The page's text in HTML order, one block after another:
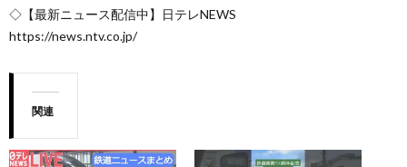
◇【最新ニュース配信中】日テレNEWS
https://news.ntv.co.jp/
関連